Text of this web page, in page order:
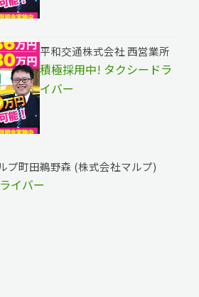
平和交通株式会社 西営業所
積極採用中! タクシードラ
イバー
プ町田鵜野森 (株式会社マルプ)
イバー